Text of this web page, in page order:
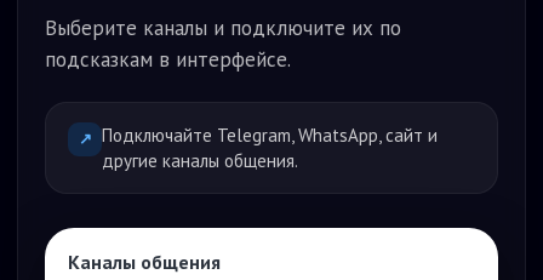
Выберите каналы и подключите их по
подсказкам в интерфейсе.
↗ Подключайте Telegram, WhatsApp, сайт и
другие каналы общения.
Каналы общения